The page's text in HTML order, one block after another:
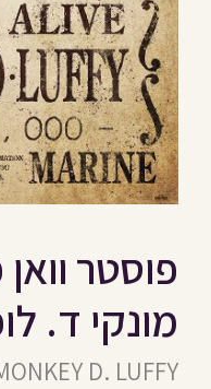
פוסטר
מונקי ד.
D. LUFFY